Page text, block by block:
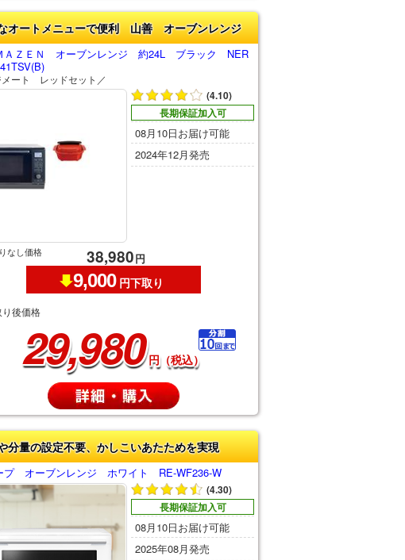
オートメニューで便利 山善 オーブンレンジ
ＡＺＥＮ オーブンレンジ 約24L ブラック NER
メート レッドセット／
(4.10)
長期保証加入可
08月10日お届け可能
2024年12月発売
なし価格 38,980円
9,000 円下取り
り後価格
29,980 円（税込）
分量の設定不要、かしこいあたためを実現
プ オーブンレンジ ホワイト RE-WF236-W
(4.30)
長期保証加入可
08月10日お届け可能
2025年08月発売